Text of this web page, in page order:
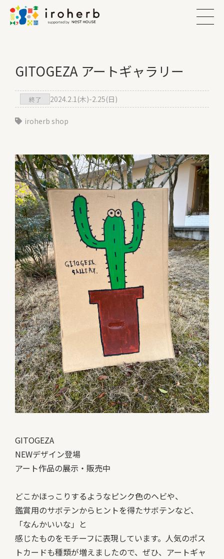
GITOGEZA アートギャラリー
終了 2024.2.1(木)-2.25(日)
iroherb shop
GITOGEZA
NEWデザイン登場
アート作品の展示・販売中
どこかほっこりするようなピンク色のヘビや、
鑑賞用のサボテンからヒントを得たサボテンなど、
「なんかいいな」と
感じたものをモチーフに表現しています。人気のポス
トカードも種類が増えましたので、ぜひ、アートギャ